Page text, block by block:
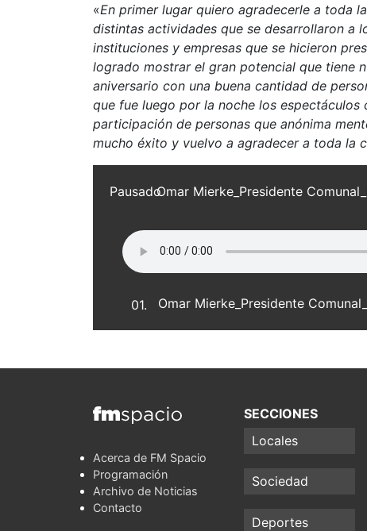
«En primer lugar quiero agradecerle a toda
distintas actividades que se desarrollaron a
instituciones y empresas que se hicieron
logrado mostrar el gran potencial que tiene
aniversario con una buena cantidad de
que fue luego por la noche los
participación de personas que anónima
mucho éxito y vuelvo a agradecer a toda la
PausadoOmar Mierke_Presidente
01.
Acerca de FM Spacio
Programación
Archivo de Noticias
Contacto
SECCIONES
Locales
Sociedad
Deportes